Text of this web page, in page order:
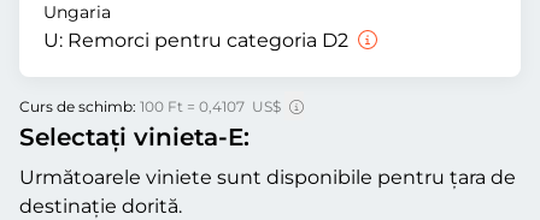
Ungaria
U: Remorci pentru categoria D2
Curs de schimb: 100 Ft = 0,4107 US$
Selectați vinieta-E:
Următoarele viniete sunt disponibile pentru țara de
destinație dorită.